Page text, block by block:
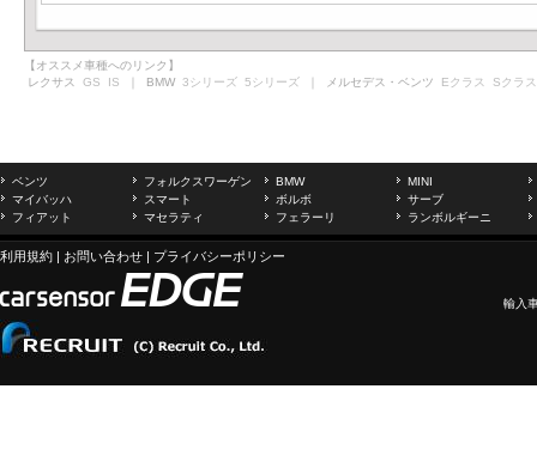
【オススメ車種へのリンク】
レクサス GS IS ｜ BMW 3シリーズ 5シリーズ ｜ メルセデス・ベンツ Eクラス Sクラス
ベンツ フォルクスワーゲン BMW
MINI
マイバッハ
スマート ボルボ
サーブ
フィアット
マセラティ フェラーリ ランボルギーニ
利用規約 | お問い合わせ | プライバシーポリシー
輸入